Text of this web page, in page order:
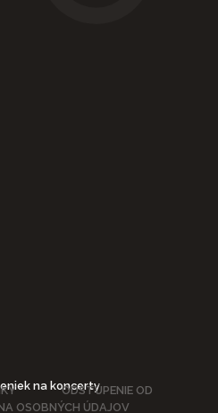
na koncerty
ODSTÚPENIE OD
OSOBNÝCH ÚDAJOV